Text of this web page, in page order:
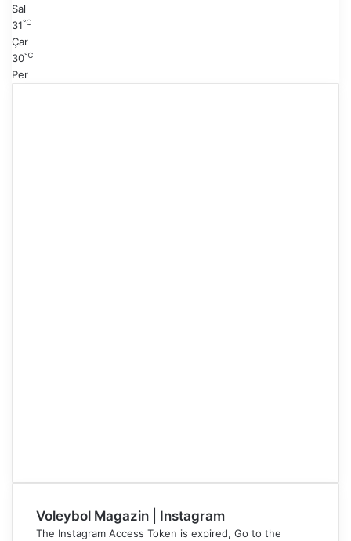
Sal
31℃
Çar
30℃
Per
Voleybol Magazin | Instagram
The Instagram Access Token is expired, Go to the